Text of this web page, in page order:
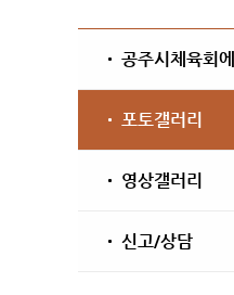
공주시체육회
포토갤러리
영상갤러리
신고/상담